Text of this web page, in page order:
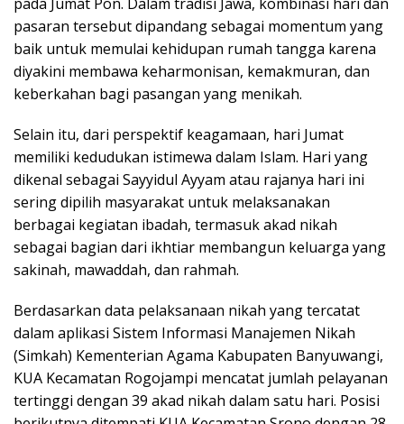
pasaran tersebut dipandang sebagai momentum yang
baik untuk memulai kehidupan rumah tangga karena
diyakini membawa keharmonisan, kemakmuran, dan
keberkahan bagi pasangan yang menikah.
Selain itu, dari perspektif keagamaan, hari Jumat
memiliki kedudukan istimewa dalam Islam. Hari yang
dikenal sebagai Sayyidul Ayyam atau rajanya hari ini
sering dipilih masyarakat untuk melaksanakan
berbagai kegiatan ibadah, termasuk akad nikah
sebagai bagian dari ikhtiar membangun keluarga yang
sakinah, mawaddah, dan rahmah.
Berdasarkan data pelaksanaan nikah yang tercatat
dalam aplikasi Sistem Informasi Manajemen Nikah
(Simkah) Kementerian Agama Kabupaten Banyuwangi,
KUA Kecamatan Rogojampi mencatat jumlah pelayanan
tertinggi dengan 39 akad nikah dalam satu hari. Posisi